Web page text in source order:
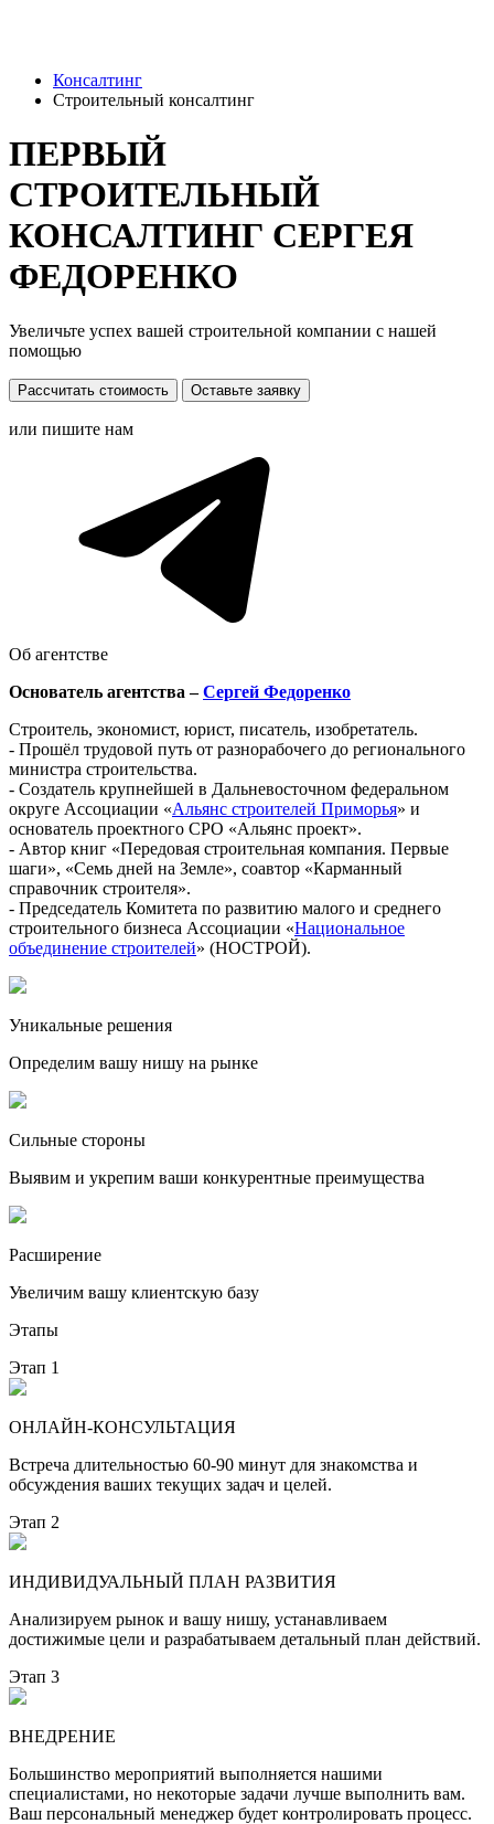
Консалтинг
Строительный консалтинг
ПЕРВЫЙ
СТРОИТЕЛЬНЫЙ
КОНСАЛТИНГ СЕРГЕЯ
ФЕДОРЕНКО
Увеличьте успех вашей строительной компании с нашей
помощью
Рассчитать стоимость Оставьте заявку
или пишите нам
Об агентстве
Основатель агентства –Сергей Федоренко
Строитель, экономист, юрист, писатель, изобретатель.
- Прошёл трудовой путь от разнорабочего до регионального
министра строительства.
- Создатель крупнейшей в Дальневосточном федеральном
округе Ассоциации «Альянс строителей Приморья» и
основатель проектного СРО «Альянс проект».
- Автор книг «Передовая строительная компания. Первые
шаги», «Семь дней на Земле», соавтор «Карманный
справочник строителя».
- Председатель Комитета по развитию малого и среднего
строительного бизнеса Ассоциации «Национальное
объединение строителей» (НОСТРОЙ).
Уникальные решения
Определим вашу нишу на рынке
Сильные стороны
Выявим и укрепим ваши конкурентные преимущества
Расширение
Увеличим вашу клиентскую базу
Этапы
Этап 1
ОНЛАЙН-КОНСУЛЬТАЦИЯ
Встреча длительностью 60-90 минут для знакомства и
обсуждения ваших текущих задач и целей.
Этап 2
ИНДИВИДУАЛЬНЫЙ ПЛАН РАЗВИТИЯ
Анализируем рынок и вашу нишу, устанавливаем
достижимые цели и разрабатываем детальный план действий.
Этап 3
ВНЕДРЕНИЕ
Большинство мероприятий выполняется нашими
специалистами, но некоторые задачи лучше выполнить вам.
Ваш персональный менеджер будет контролировать процесс.